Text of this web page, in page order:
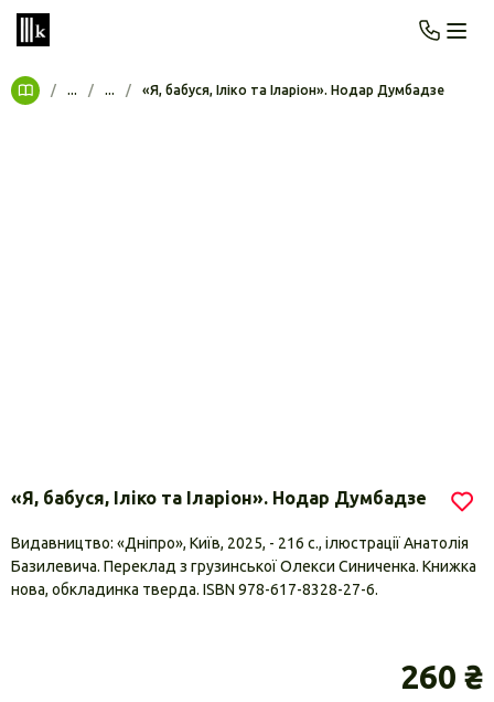
/ ... / ... / «Я, бабуся, Іліко та Іларіон». Нодар Думбадзе
«Я, бабуся, Іліко та Іларіон». Нодар Думбадзе
Видавництво: «Дніпро», Київ, 2025, - 216 с., ілюстрації Анатолія
Базилевича. Переклад з грузинської Олекси Синиченка. Книжка
нова, обкладинка тверда. ISBN 978-617-8328-27-6.
260 ₴